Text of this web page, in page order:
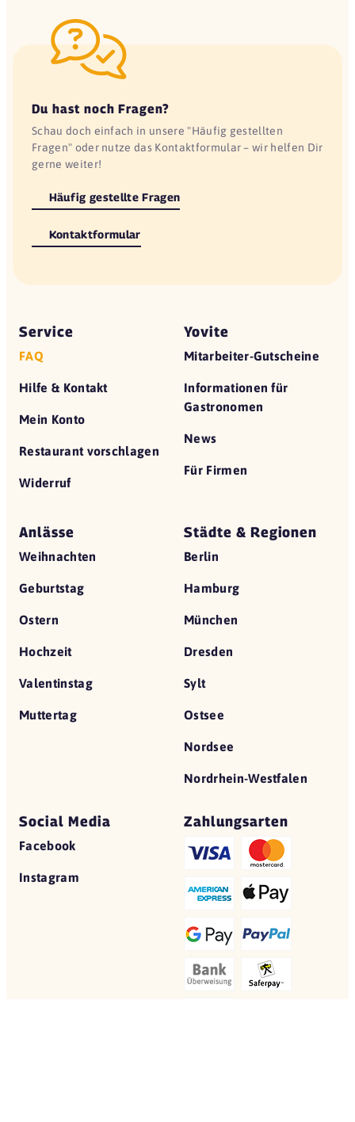
Du hast noch Fragen?
Schau doch einfach in unsere "Häufig gestellten
Fragen" oder nutze das Kontaktformular – wir helfen Dir
gerne weiter!
Häufig gestellte Fragen
Kontaktformular
Service
FAQ
Hilfe & Kontakt
Mein Konto
Restaurant vorschlagen
Widerruf
Yovite
Mitarbeiter-Gutscheine
Informationen für
Gastronomen
News
Für Firmen
Anlässe
Weihnachten
Geburtstag
Ostern
Hochzeit
Valentinstag
Muttertag
Städte & Regionen
Berlin
Hamburg
München
Dresden
Sylt
Ostsee
Nordsee
Nordrhein-Westfalen
Social Media
Facebook
Instagram
Zahlungsarten